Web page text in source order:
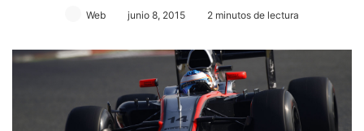
Web junio 8, 2015 2 minutos de lectura